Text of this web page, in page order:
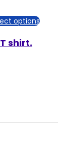
options
shirt.